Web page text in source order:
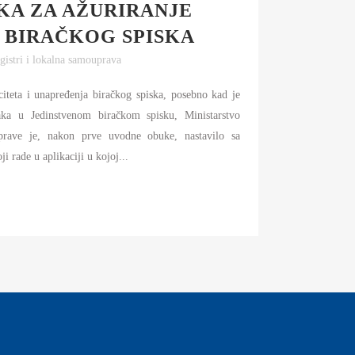
ZA AŽURIRANJE
SPISKA
i lokalna samouprava
i unapređenja biračkog spiska, posebno kad je
u Jedinstvenom biračkom spisku, Ministarstvo
je, nakon prve uvodne obuke, nastavilo sa
rade u aplikaciji u kojoj...